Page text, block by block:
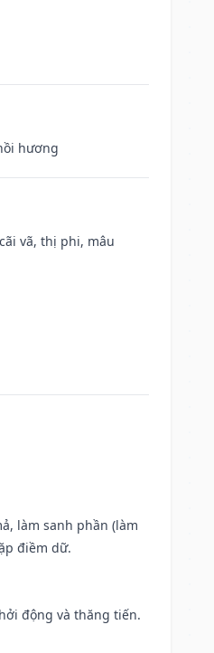
hương
vã, thị phi, mâu
làm sanh phần (làm
điềm dữ.
động và thăng tiến.